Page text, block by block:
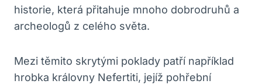
historie, která přitahuje mnoho dobrodruhů a
archeologů z celého světa.
Mezi těmito skrytými poklady patří například
hrobka královny Nefertiti, jejíž pohřební